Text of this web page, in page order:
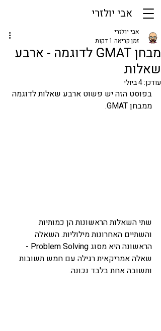
אבי יולזרי
מבחן GMAT לדוגמה - ארבע
שאלות
אבי יולזרי
זמן קריאה 1 דקות
עודכן:4 ביולי
בפוסט הזה יש פשוט ארבע שאלות לדוגמה
ממבחן GMAT.
שתי השאלות הראשונות הן כמותיות
והשתיים האחרונות מילוליות. השאלה
הראשונה היא מסוג Problem Solving -
שאלה אמריקאית רגילה עם חמש תשובות
ותשובה אחת בלבד נכונה.